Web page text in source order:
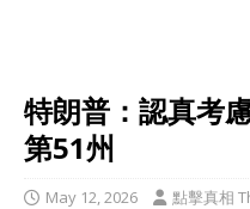
特朗普：認真考
第51州
May 12, 2026 點擊真相